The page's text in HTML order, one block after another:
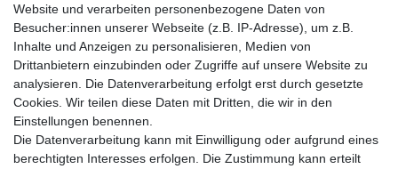
Telefon:0202-87063640
Öffnungszeiten:
Montag bis Freitag von 8.30 - 15.30 Uhr
Kontaktformular
Informationen
Website und verarbeiten personenbezogene Daten von
Besucher:innen unserer Webseite (z.B. IP-Adresse), um z.B.
Inhalte und Anzeigen zu personalisieren, Medien von
Drittanbietern einzubinden oder Zugriffe auf unsere Website zu
analysieren. Die Datenverarbeitung erfolgt erst durch gesetzte
Cookies. Wir teilen diese Daten mit Dritten, die wir in den
Einstellungen benennen.
Die Datenverarbeitung kann mit Einwilligung oder aufgrund eines
berechtigten Interesses erfolgen. Die Zustimmung kann erteilt